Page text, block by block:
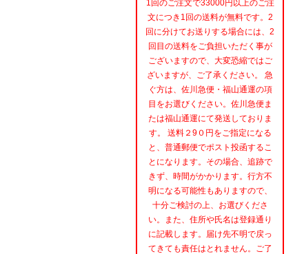
1回のご注文で33000円以上のご注
文につき1回の送料が無料です。2
回に分けてお送りする場合には、2
回目の送料をご負担いただく事が
ございますので、大変恐縮ではご
ざいますが、ご了承ください。 急
ぐ方は、佐川急便・福山通運の項
目をお選びください。佐川急便ま
たは福山通運にて発送しておりま
す。 送料２9０円をご指定になる
と、普通郵便でポスト投函するこ
とになります。その場合、追跡で
きず、時間がかかります。行方不
明になる可能性もありますので、
十分ご検討の上、お選びくださ
い。また、住所や氏名は登録通り
に記載します。届け先不明で戻っ
てきても責任はとれません。ご了